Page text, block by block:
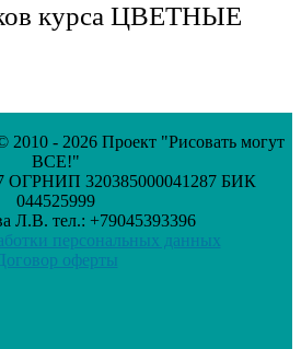
курса ЦВЕТНЫЕ
- 2026 Проект "Рисовать могут
ВСЕ!"
ОГРНИП 320385000041287 БИК
044525999
Л.В. тел.: +79045393396
персональных данных
оферты